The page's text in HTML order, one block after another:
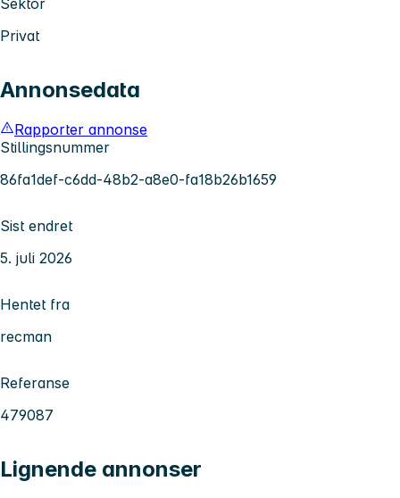
Sektor
Privat
Annonsedata
Rapporter annonse
Stillingsnummer
86fa1def-c6dd-48b2-a8e0-fa18b26b1659
Sist endret
5. juli 2026
Hentet fra
recman
Referanse
479087
Lignende annonser